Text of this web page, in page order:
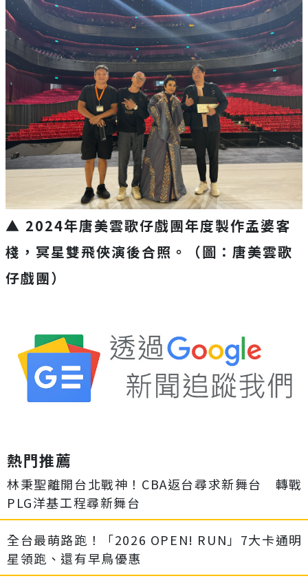
▲ 2024年唐美雲歌仔戲團年度製作孟婆客
棧，冥星雙飛俠演後合照。（圖：唐美雲歌
仔戲團）
熱門推薦
林秉聖離開台北戰神！CBA返台尋求新舞台 轉戰
PLG洋基工程尋新舞台
全台最萌路跑！「2026 OPEN! RUN」7大卡通明
星領跑、還有早鳥優惠